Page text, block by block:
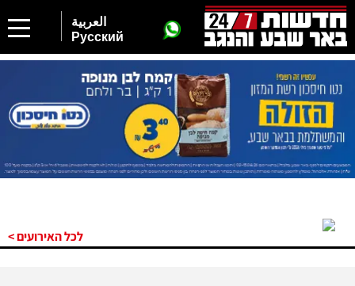
العربية
Русский
לכל האירועים >
2